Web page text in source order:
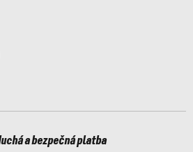
a bezpečná platba